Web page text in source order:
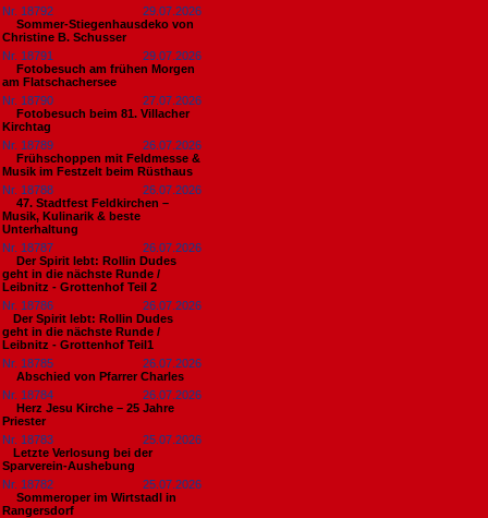
Nr. 18792
29.07.2026
Sommer-Stiegenhausdeko von
Christine B. Schusser
Nr. 18791
29.07.2026
Fotobesuch am frühen Morgen
am Flatschachersee
Nr. 18790
27.07.2026
Fotobesuch beim 81. Villacher
Kirchtag
Nr. 18789
26.07.2026
Frühschoppen mit Feldmesse &
Musik im Festzelt beim Rüsthaus
Nr. 18788
26.07.2026
47. Stadtfest Feldkirchen –
Musik, Kulinarik & beste
Unterhaltung
Nr. 18787
26.07.2026
Der Spirit lebt: Rollin Dudes
geht in die nächste Runde /
Leibnitz - Grottenhof Teil 2
Nr. 18786
26.07.2026
​Der Spirit lebt: Rollin Dudes
geht in die nächste Runde /
Leibnitz - Grottenhof Teil1
Nr. 18785
26.07.2026
Abschied von Pfarrer Charles
Nr. 18784
26.07.2026
Herz Jesu Kirche – 25 Jahre
Priester
Nr. 18783
25.07.2026
​Letzte Verlosung bei der
Sparverein-Aushebung
Nr. 18782
25.07.2026
Sommeroper im Wirtstadl in
Rangersdorf